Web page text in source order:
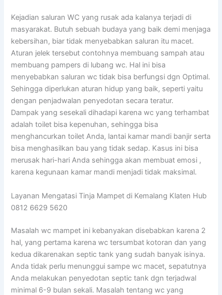
Kejadian saluran WC yang rusak ada kalanya terjadi di
masyarakat. Butuh sebuah budaya yang baik demi menjaga
kebersihan, biar tidak menyebabkan saluran itu macet.
Aturan jelek tersebut contohnya membuang sampah atau
membuang pampers di lubang wc. Hal ini bisa
menyebabkan saluran wc tidak bisa berfungsi dgn Optimal.
Sehingga diperlukan aturan hidup yang baik, seperti yaitu
dengan penjadwalan penyedotan secara teratur.
Dampak yang sesekali dihadapi karena wc yang terhambat
adalah toilet bisa kepenuhan, sehingga bisa
menghancurkan toilet Anda, lantai kamar mandi banjir serta
bisa menghasilkan bau yang tidak sedap. Kasus ini bisa
merusak hari-hari Anda sehingga akan membuat emosi ,
karena kegunaan kamar mandi menjadi tidak maksimal.
Layanan Mengatasi Tinja Mampet di Kemalang Klaten Hub
0812 6629 5620
Masalah wc mampet ini kebanyakan disebabkan karena 2
hal, yang pertama karena wc tersumbat kotoran dan yang
kedua dikarenakan septic tank yang sudah banyak isinya.
Anda tidak perlu menunggui sampe wc macet, sepatutnya
Anda melakukan penyedotan septic tank dgn terjadwal
minimal 6-9 bulan sekali. Masalah tentang wc yang